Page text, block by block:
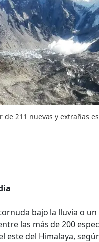
de 211 nuevas y extrañas
bajo la lluvia o un
las más de 200
este del Himalaya,